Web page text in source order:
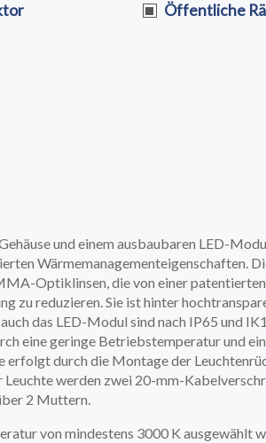
Öffentliche
und einem ausbaubaren LED-
Wärmemanagementeigenschaften.
Optiklinsen, die von einer
zu reduzieren. Sie ist hinter
das LED-Modul sind nach IP65 und
eine geringe Betriebstemperatur und
durch die Montage der
werden zwei 20-mm-
2 Muttern.
von mindestens 3000 K ausgewählt